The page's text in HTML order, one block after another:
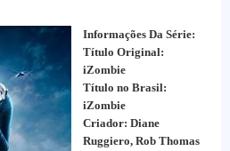
Informações Da Série:
Título Original:
iZombie
Título no Brasil:
iZombie
Criador: Diane
Ruggiero, Rob Thomas